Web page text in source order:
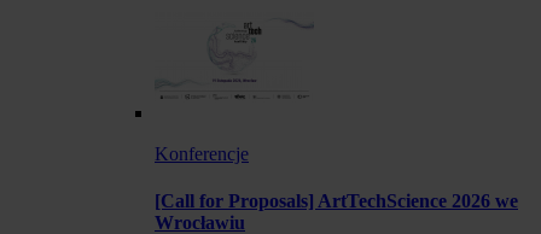
Konferencje
[Call for Proposals] ArtTechScience 2026 we
Wrocławiu